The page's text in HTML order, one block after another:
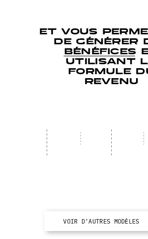
et vous
de générer
bénéfices
utilisant
formule
revenu
VOIR D’AUTRES MODĖLES